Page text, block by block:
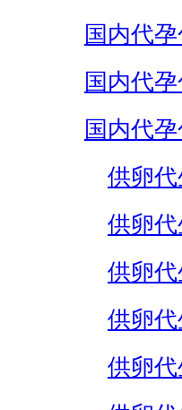
国内代
国内代
国内代
供卵
供卵
供卵
供卵
供卵代